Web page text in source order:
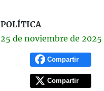
POLÍTICA
25 de noviembre de 2025
Compartir
Compartir